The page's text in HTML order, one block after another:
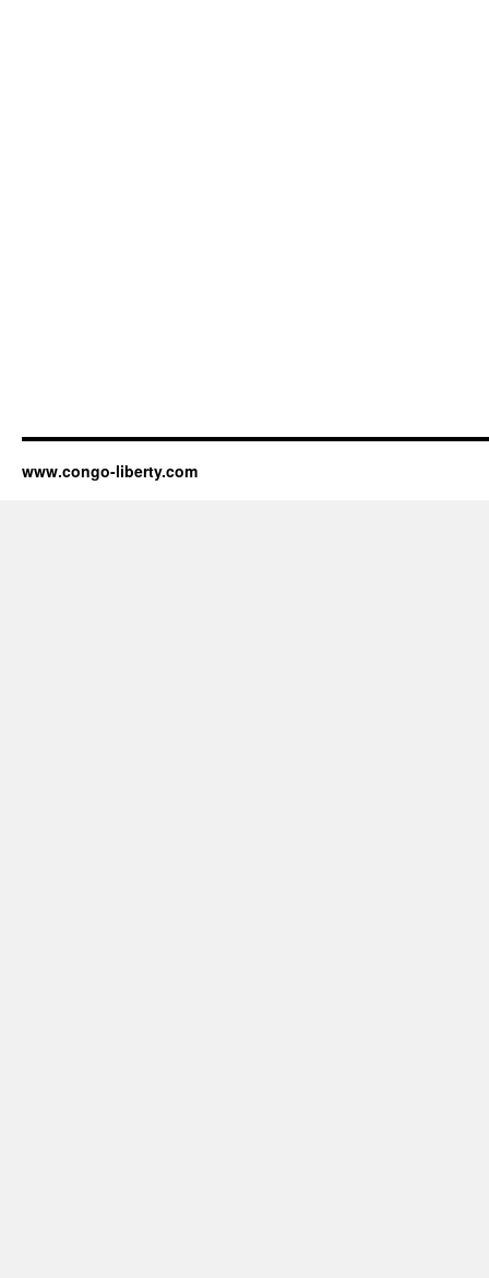
www.congo-liberty.com